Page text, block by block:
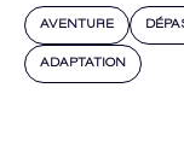
AVENTURE
ADAPTATION